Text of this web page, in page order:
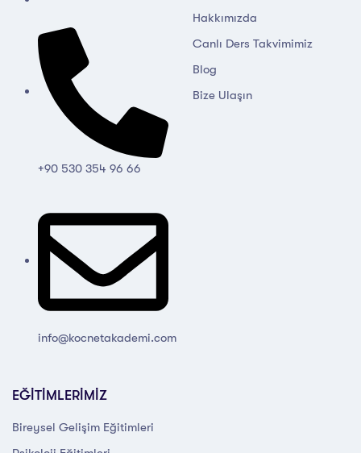
+90 530 354 96 66
info@kocnetakademi.com
Hakkımızda
Canlı Ders Takvimimiz
Blog
Bize Ulaşın
EĞİTİMLERİMİZ
Bireysel Gelişim Eğitimleri